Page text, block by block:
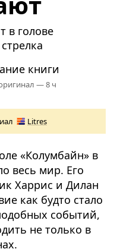
в голове
книги
— 8 ч
Litres
«Колумбайн» в
весь мир. Его
Харрис и Дилан
как будто стало
событий,
не только в